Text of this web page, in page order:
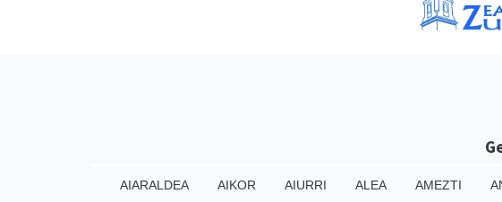
AIARALDEA AIKOR AIURRI ALEA AMEZTI